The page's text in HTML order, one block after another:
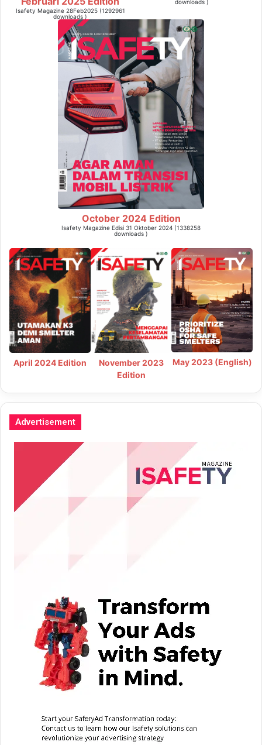
Isafety Magazine 28Feb2025 (1292961
downloads )
downloads )
October 2024 Edition
Isafety Magazine Edisi 31 Oktober 2024 (1338258
downloads )
April 2024 Edition
November 2023
Edition
May 2023 (English)
Advertisement